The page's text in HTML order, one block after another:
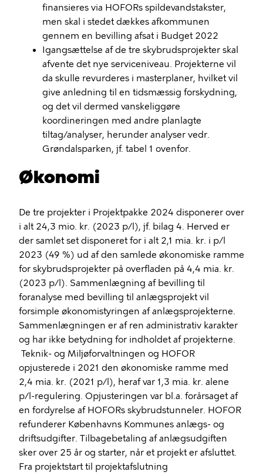
finansieres via HOFORs spildevandstakster,
men skal i stedet dækkes afkommunen
gennem en bevilling afsat i Budget 2022
Igangsættelse af de tre skybrudsprojekter skal
afvente det nye serviceniveau. Projekterne vil
da skulle revurderes i masterplaner, hvilket vil
give anledning til en tidsmæssig forskydning,
og det vil dermed vanskeliggøre
koordineringen med andre planlagte
tiltag/analyser, herunder analyser vedr.
Grøndalsparken, jf. tabel 1 ovenfor.
Økonomi
De tre projekter i Projektpakke 2024 disponerer over
i alt 24,3 mio. kr. (2023 p/l), jf. bilag 4. Herved er
der samlet set disponeret for i alt 2,1 mia. kr. i p/l
2023 (49 %) ud af den samlede økonomiske ramme
for skybrudsprojekter på overfladen på 4,4 mia. kr.
(2023 p/l). Sammenlægning af bevilling til
foranalyse med bevilling til anlægsprojekt vil
forsimple økonomistyringen af anlægsprojekterne.
Sammenlægningen er af ren administrativ karakter
og har ikke betydning for indholdet af projekterne.
Teknik- og Miljøforvaltningen og HOFOR
opjusterede i 2021 den økonomiske ramme med
2,4 mia. kr. (2021 p/l), heraf var 1,3 mia. kr. alene
p/l-regulering. Opjusteringen var bl.a. forårsaget af
en fordyrelse af HOFORs skybrudstunneler. HOFOR
refunderer Københavns Kommunes anlægs- og
driftsudgifter. Tilbagebetaling af anlægsudgiften
sker over 25 år og starter, når et projekt er afsluttet.
Fra projektstart til projektafslutning